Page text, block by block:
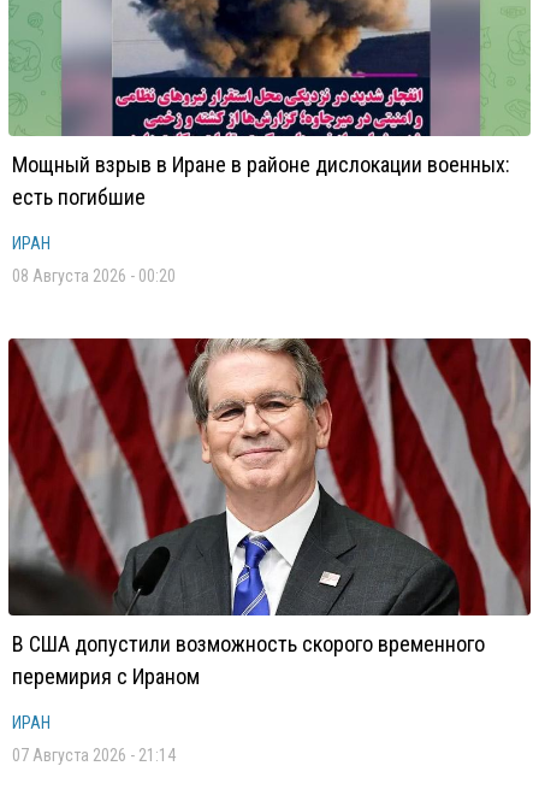
Мощный взрыв в Иране в районе дислокации военных:
есть погибшие
ИРАН
08 Августа 2026 - 00:20
В США допустили возможность скорого временного
перемирия с Ираном
ИРАН
07 Августа 2026 - 21:14